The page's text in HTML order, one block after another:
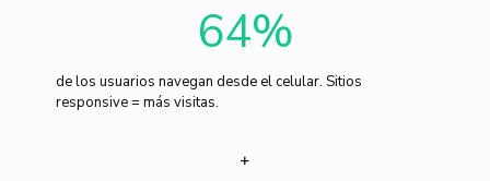
64%
de los usuarios navegan desde el celular. Sitios
responsive = más visitas.